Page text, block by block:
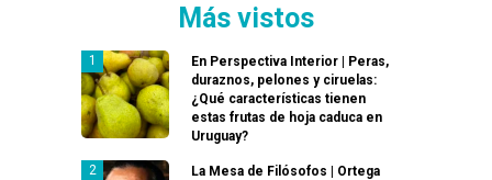
Más vistos
En Perspectiva Interior | Peras,
duraznos, pelones y ciruelas:
¿Qué características tienen
estas frutas de hoja caduca en
Uruguay?
La Mesa de Filósofos | Ortega